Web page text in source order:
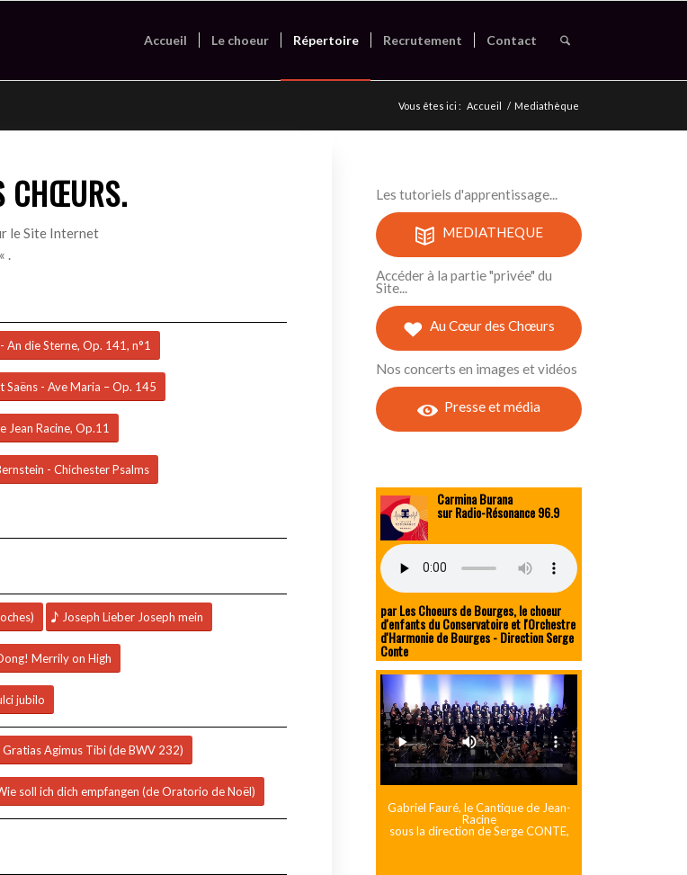
Accueil Le choeur Répertoire Recrutement Contact
Vous êtes ici : Accueil / Mediathèque
CHŒURS.
le Site Internet
« .
An die Sterne, Op. 141, n°1
Saëns - Ave Maria – Op. 145
Jean Racine, Op.11
- Chichester Psalms
Joseph Lieber Joseph mein
Merrily on High
jubilo
Gratias Agimus Tibi (de BWV 232)
soll ich dich empfangen (de Oratorio de Noël)
Les tutoriels d'apprentissage...
MEDIATHEQUE
Accéder à la partie "privée" du
Site...
Au Cœur des Chœurs
Nos concerts en images et vidéos
Presse et média
Carmina Burana
sur Radio-Résonance 96.9
par Les Choeurs de Bourges, le choeur
d'enfants du Conservatoire et l'Orchestre
d'Harmonie de Bourges - Direction Serge
Conte
Gabriel Fauré, le Cantique de Jean-
Racine
sous la direction de Serge CONTE,